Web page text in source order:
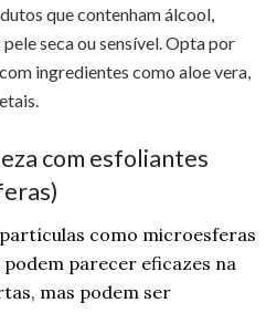
que contenham álcool,
seca ou sensível. Opta por
ingredientes como aloe vera,
com esfoliantes
como microesferas
parecer eficazes na
mas podem ser